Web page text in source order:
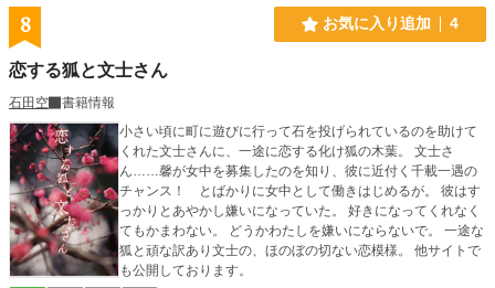
8 お気に入り追加 4
恋する狐と文士さん
石田空
書籍情報
小さい頃に町に遊びに行って石を投げられているのを助けて
くれた文士さんに、一途に恋する化け狐の木葉。 文士さ
ん……馨が女中を募集したのを知り、彼に近付く千載一遇の
チャンス！ とばかりに女中として働きはじめるが。 彼はす
っかりとあやかし嫌いになっていた。 好きになってくれなく
てもかまわない。 どうかわたしを嫌いにならないで。 一途な
狐と頑な訳あり文士の、ほのぼの切ない恋模様。 他サイトで
も公開しております。